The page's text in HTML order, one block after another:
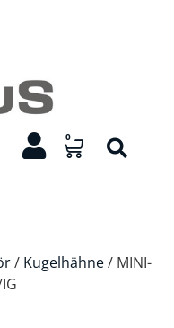
0
/ Kugelhähne/ MINI-